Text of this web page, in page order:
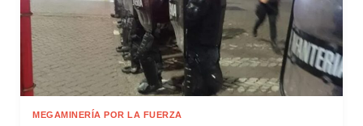
MEGAMINERÍA POR LA FUERZA